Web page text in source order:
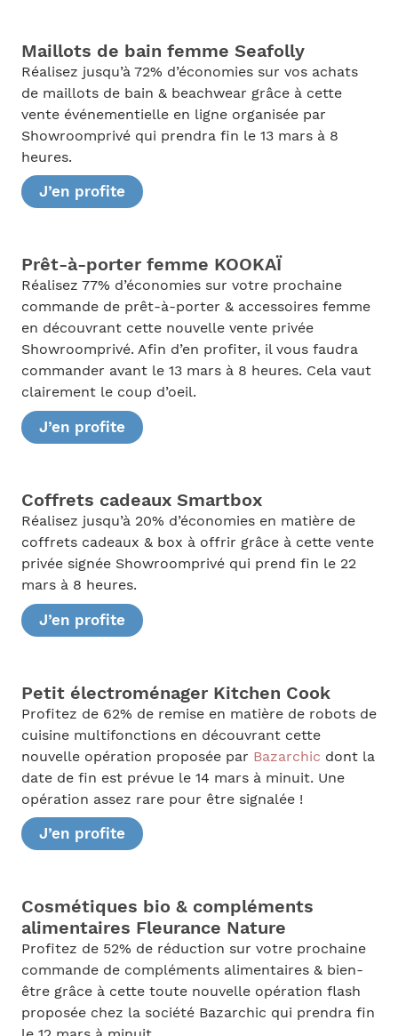
Maillots de bain femme Seafolly
Réalisez jusqu’à 72% d’économies sur vos achats
de maillots de bain & beachwear grâce à cette
vente événementielle en ligne organisée par
Showroomprivé qui prendra fin le 13 mars à 8
heures.
J’en profite
Prêt-à-porter femme KOOKAÏ
Réalisez 77% d’économies sur votre prochaine
commande de prêt-à-porter & accessoires femme
en découvrant cette nouvelle vente privée
Showroomprivé. Afin d’en profiter, il vous faudra
commander avant le 13 mars à 8 heures. Cela vaut
clairement le coup d’oeil.
J’en profite
Coffrets cadeaux Smartbox
Réalisez jusqu’à 20% d’économies en matière de
coffrets cadeaux & box à offrir grâce à cette vente
privée signée Showroomprivé qui prend fin le 22
mars à 8 heures.
J’en profite
Petit électroménager Kitchen Cook
Profitez de 62% de remise en matière de robots de
cuisine multifonctions en découvrant cette
nouvelle opération proposée par Bazarchic dont la
date de fin est prévue le 14 mars à minuit. Une
opération assez rare pour être signalée !
J’en profite
Cosmétiques bio & compléments
alimentaires Fleurance Nature
Profitez de 52% de réduction sur votre prochaine
commande de compléments alimentaires & bien-
être grâce à cette toute nouvelle opération flash
proposée chez la société Bazarchic qui prendra fin